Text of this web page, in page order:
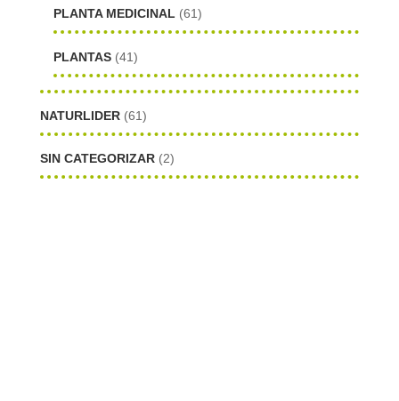
PLANTA MEDICINAL (61)
PLANTAS (41)
NATURLIDER (61)
SIN CATEGORIZAR (2)